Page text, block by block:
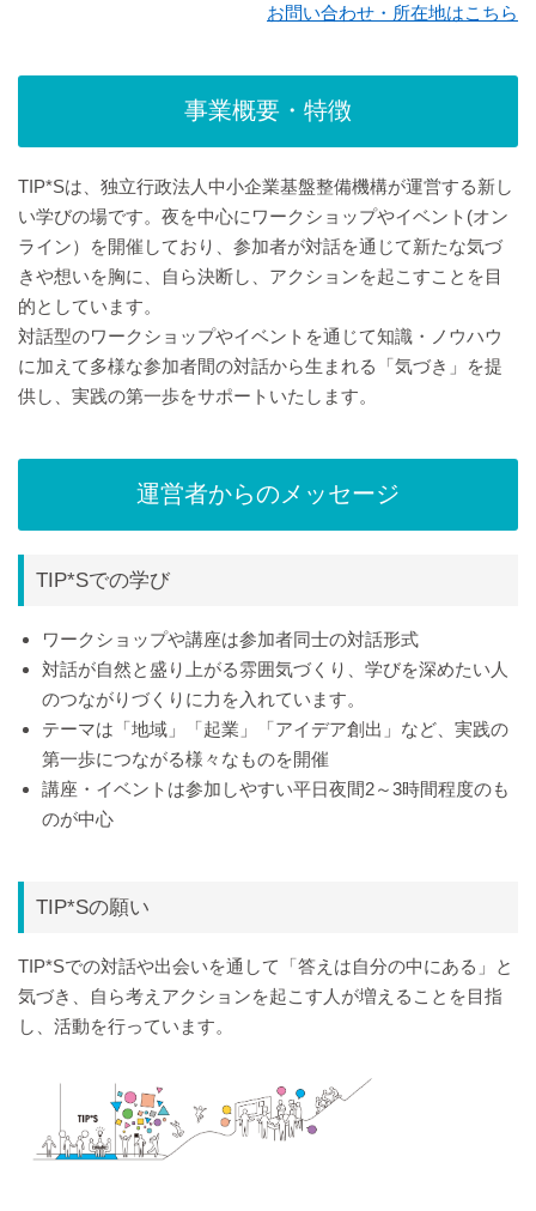
お問い合わせ・所在地はこちら
事業概要・特徴
TIP*Sは、独立行政法人中小企業基盤整備機構が運営する新し
い学びの場です。夜を中心にワークショップやイベント(オン
ライン）を開催しており、参加者が対話を通じて新たな気づ
きや想いを胸に、自ら決断し、アクションを起こすことを目
的としています。
対話型のワークショップやイベントを通じて知識・ノウハウ
に加えて多様な参加者間の対話から生まれる「気づき」を提
供し、実践の第一歩をサポートいたします。
運営者からのメッセージ
TIP*Sでの学び
ワークショップや講座は参加者同士の対話形式
対話が自然と盛り上がる雰囲気づくり、学びを深めたい人
のつながりづくりに力を入れています。
テーマは「地域」「起業」「アイデア創出」など、実践の
第一歩につながる様々なものを開催
講座・イベントは参加しやすい平日夜間2～3時間程度のも
のが中心
TIP*Sの願い
TIP*Sでの対話や出会いを通して「答えは自分の中にある」と
気づき、自ら考えアクションを起こす人が増えることを目指
し、活動を行っています。